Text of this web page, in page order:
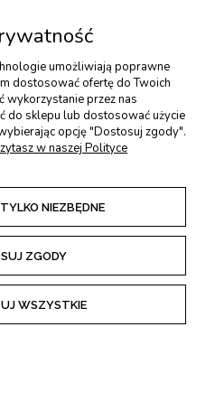
przeczytać w szczegółowych
innych wymiarów drewna
bloczkimożna z powodzeniem
do indywidualnych projektów.
I DOSTAWA
umożliwiają poprawne
dostosować ofertę do Twoich
wykorzystanie przez nas
do sklepu lub dostosować użycie
opcję "Dostosuj zgody".
w naszej Polityce
NIEZBĘDNE
ZGODY
WSZYSTKIE